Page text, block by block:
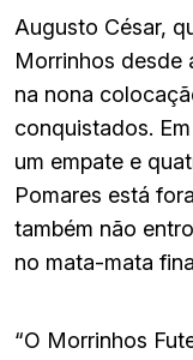
Augusto César,
Morrinhos desde
na nona
conquistados.
um empate e
Pomares está
também não
no mata-mata
“O Morrinhos